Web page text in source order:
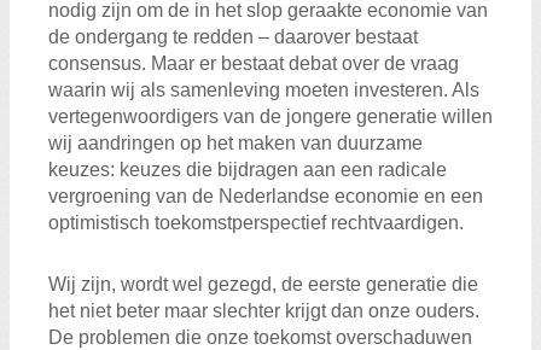
Zoeken
nodig zijn om de in het slop geraakte economie van
de ondergang te redden – daarover bestaat
consensus. Maar er bestaat debat over de vraag
waarin wij als samenleving moeten investeren. Als
vertegenwoordigers van de jongere generatie willen
wij aandringen op het maken van duurzame
keuzes: keuzes die bijdragen aan een radicale
vergroening van de Nederlandse economie en een
optimistisch toekomstperspectief rechtvaardigen.
Wij zijn, wordt wel gezegd, de eerste generatie die
het niet beter maar slechter krijgt dan onze ouders.
De problemen die onze toekomst overschaduwen